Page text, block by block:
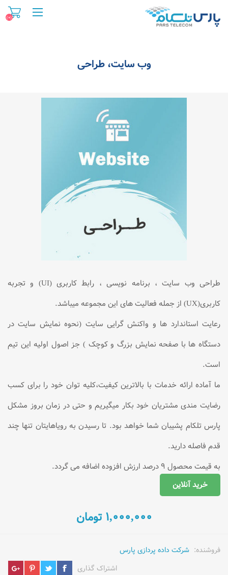
(۰)
وب سایت، طراحی
طراحی وب سایت ، برنامه نویسی ، رابط کاربری (UI) و تجربه
کاربری(UX) از جمله فعالیت های این مجموعه میباشد.
رعایت استاندارد ها و واکنش گرایی سایت (نحوه نمایش سایت در
دستگاه ها با صفحه نمایش بزرگ و کوچک ) جز اصول اولیه این تیم
است.
ما آماده ارائه خدمات با بالاترین کیفیت،کلیه توان خود را برای کسب
رضایت مندی مشتریان خود بکار میگیریم و حتی در زمان بروز مشکل
پارس تلکام پشیبان شما خواهد بود. تا رسیدن به رویاهایتان تنها چند
قدم فاصله دارید.
به قیمت محصول ۹ درصد ارزش افزوده اضافه می گردد.
خرید آنلاین
۱,۰۰۰,۰۰۰ تومان
فروشنده: شرکت داده پردازی پارس
اشتراک گذاری